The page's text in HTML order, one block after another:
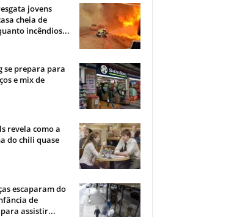
jovens
cheia de
incêndios...
se prepara para
e mix de
revela como a
do chili quase
escaparam do
de
assistir...